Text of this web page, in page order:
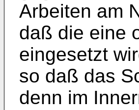
Arbeiten am
daß die eine
eingesetzt
so daß das
denn im